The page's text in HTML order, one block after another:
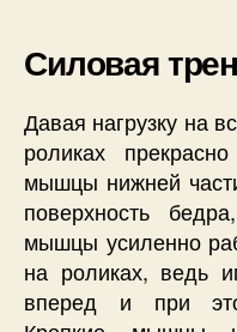
Силовая
Давая нагрузку на
роликах
мышцы нижней
поверхность
мышцы усиленно
на роликах, ведь
вперед и при